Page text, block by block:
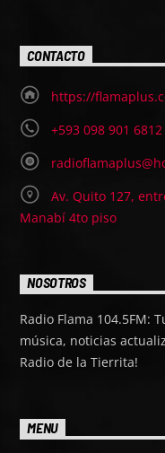
CONTACTO
https://
+593 098 901 6812
Av. Quito 127,
Manabí 4to piso
NOSOTROS
Radio Flama 104.5FM:
música, noticias
Radio de la Tierrita!
MENU